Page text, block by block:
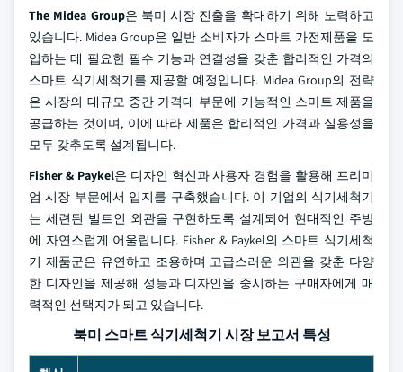
The Midea Group은 북미 시장 진출을 확대하기 위해 노력하고
있습니다. Midea Group은 일반 소비자가 스마트 가전제품을 도
입하는 데 필요한 필수 기능과 연결성을 갖춘 합리적인 가격의
스마트 식기세척기를 제공할 예정입니다. Midea Group의 전략
은 시장의 대규모 중간 가격대 부문에 기능적인 스마트 제품을
공급하는 것이며, 이에 따라 제품은 합리적인 가격과 실용성을
모두 갖추도록 설계됩니다.
Fisher & Paykel은 디자인 혁신과 사용자 경험을 활용해 프리미
엄 시장 부문에서 입지를 구축했습니다. 이 기업의 식기세척기
는 세련된 빌트인 외관을 구현하도록 설계되어 현대적인 주방
에 자연스럽게 어울립니다. Fisher & Paykel의 스마트 식기세척
기 제품군은 유연하고 조용하며 고급스러운 외관을 갖춘 다양
한 디자인을 제공해 성능과 디자인을 중시하는 구매자에게 매
력적인 선택지가 되고 있습니다.
북미 스마트 식기세척기 시장 보고서 특성